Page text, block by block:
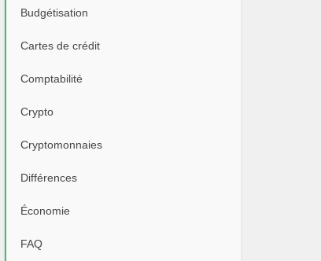
Budgétisation
Cartes de crédit
Comptabilité
Crypto
Cryptomonnaies
Différences
Économie
FAQ